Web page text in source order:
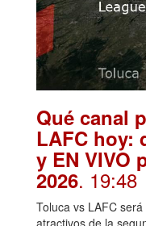
Qué canal
LAFC hoy:
y EN VIVO
2026. 19:48
Toluca vs LAFC